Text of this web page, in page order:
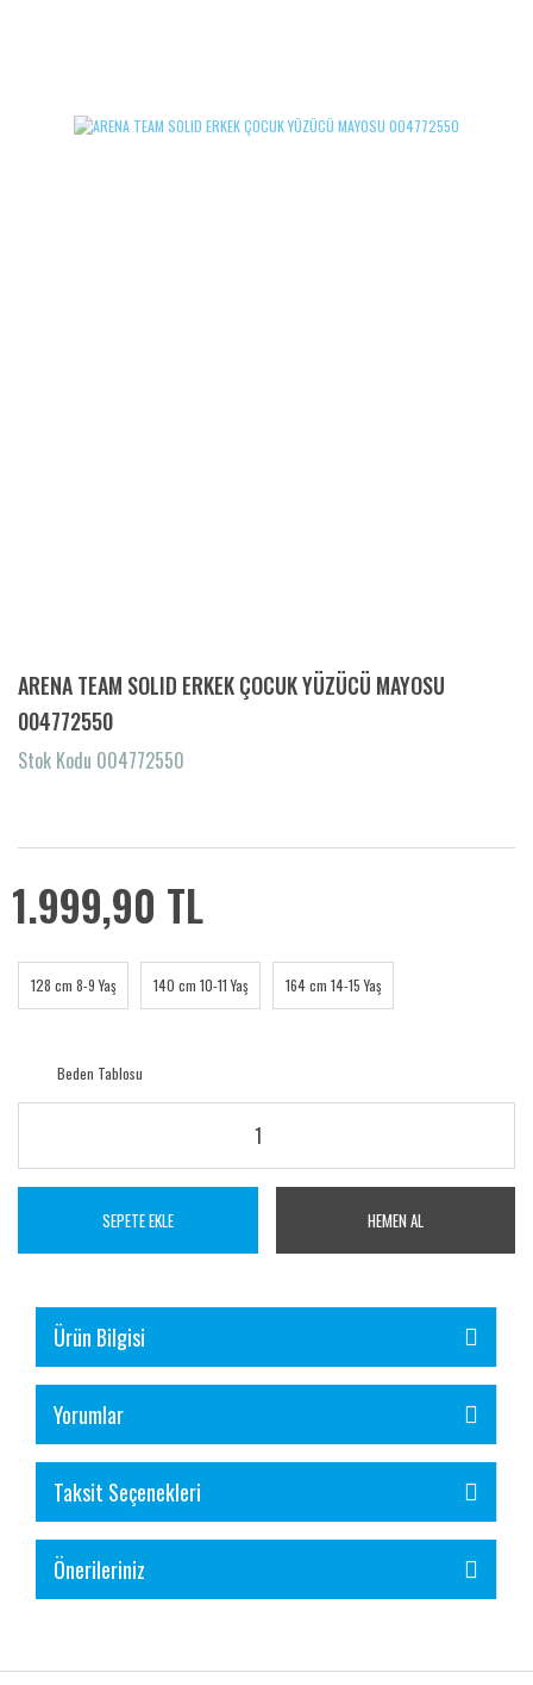
ARENA TEAM SOLID ERKEK ÇOCUK YÜZÜCÜ MAYOSU
004772550
Stok Kodu 004772550
1.999,90 TL
128 cm 8-9 Yaş 140 cm 10-11 Yaş 164 cm 14-15 Yaş
Beden Tablosu
SEPETE EKLE HEMEN AL
Ürün Bilgisi
Yorumlar
Taksit Seçenekleri
Önerileriniz